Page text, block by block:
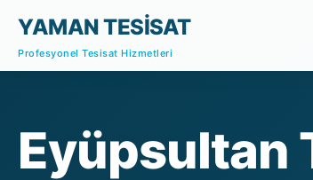
YAMAN TESİSAT
Profesyonel Tesisat Hizmetleri
Eyüpsultan